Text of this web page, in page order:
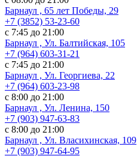
Барнаул , 65 лет Победы, 29
+7 (3852) 53-23-60
с 7:45 до 21:00
Барнаул , Ул. Балтийская, 105
+7 (964) 603-31-21
с 7:45 до 21:00
Барнаул , Ул. Георгиева, 22
+7 (964) 603-23-98
с 8:00 до 21:00
Барнаул , Ул. Ленина, 150
+7 (903) 947-63-83
с 8:00 до 21:00
Барнаул , Ул. Власихинская, 109
+7 (903) 947-64-95